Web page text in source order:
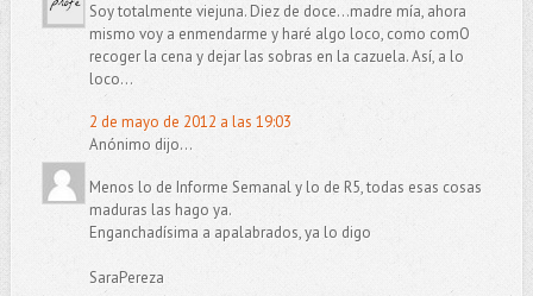
Soy totalmente viejuna. Diez de doce...madre mía, ahora
mismo voy a enmendarme y haré algo loco, como comO
recoger la cena y dejar las sobras en la cazuela. Así, a lo
loco...
2 de mayo de 2012 a las 19:03
Anónimo dijo...
Menos lo de Informe Semanal y lo de R5, todas esas cosas
maduras las hago ya.
Enganchadísima a apalabrados, ya lo digo
SaraPereza